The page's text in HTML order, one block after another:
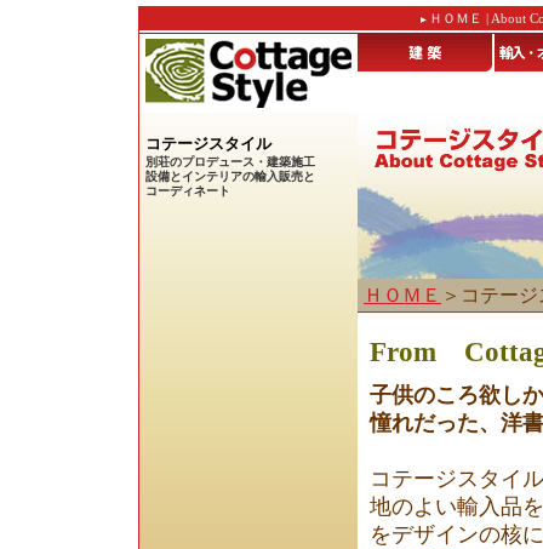
ＨＯＭＥ | About
ＨＯＭＥ ＞コテー
From
子供のころ欲し
憧れだった、洋
コテージスタイ
地のよい輸入品
をデザインの核
コテージスタイル
別荘のプロデュース・建築施工
設備とインテリアの輸入販売と
コーディネート